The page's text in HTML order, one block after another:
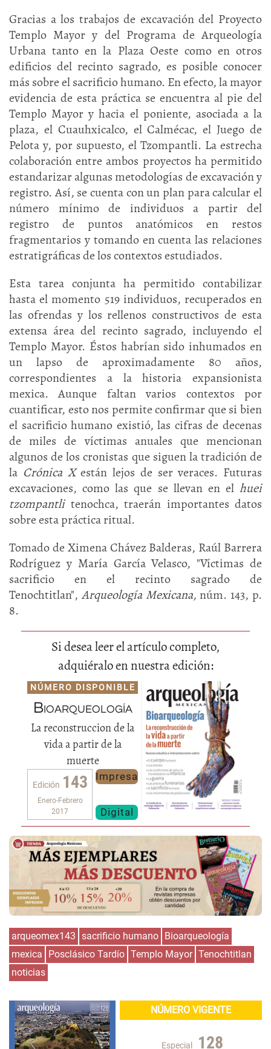
Gracias a los trabajos de excavación del Proyecto
Templo Mayor y del Programa de Arqueología
Urbana tanto en la Plaza Oeste como en otros
edificios del recinto sagrado, es posible conocer
más sobre el sacrificio humano. En efecto, la mayor
evidencia de esta práctica se encuentra al pie del
Templo Mayor y hacia el poniente, asociada a la
plaza, el Cuauhxicalco, el Calmécac, el Juego de
Pelota y, por supuesto, el Tzompantli. La estrecha
colaboración entre ambos proyectos ha permitido
estandarizar algunas metodologías de excavación y
registro. Así, se cuenta con un plan para calcular el
número mínimo de individuos a partir del
registro de puntos anatómicos en restos
fragmentarios y tomando en cuenta las relaciones
estratigráficas de los contextos estudiados.
Esta tarea conjunta ha permitido contabilizar
hasta el momento 519 individuos, recuperados en
las ofrendas y los rellenos constructivos de esta
extensa área del recinto sagrado, incluyendo el
Templo Mayor. Éstos habrían sido inhumados en
un lapso de aproximadamente 80 años,
correspondientes a la historia expansionista
mexica. Aunque faltan varios contextos por
cuantificar, esto nos permite confirmar que si bien
el sacrificio humano existió, las cifras de decenas
de miles de víctimas anuales que mencionan
algunos de los cronistas que siguen la tradición de
la Crónica Xestán lejos de ser veraces. Futuras
excavaciones, como las que se llevan en el huei
tzompantli tenochca, traerán importantes datos
sobre esta práctica ritual.
Tomado de Ximena Chávez Balderas, Raúl Barrera
Rodríguez y María García Velasco, "Víctimas de
sacrificio en el recinto sagrado de
Tenochtitlan", Arqueología Mexicana, núm. 143, p.
8.
Si desea leer el artículo completo,
adquiéralo en nuestra edición:
NÚMERO DISPONIBLE
Bioarqueología
La reconstruccion de la
vida a partir de la
muerte
Edición 143
Enero-Febrero
2017
Impresa
Digital
arqueomex143 sacrificio humano Bioarqueología
mexica
Posclásico Tardío Templo Mayor Tenochtitlan
noticias
NÚMERO VIGENTE
Especial 128